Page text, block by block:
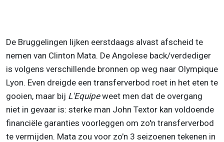
De Bruggelingen lijken eerstdaags alvast afscheid te
nemen van Clinton Mata. De Angolese back/verdediger
is volgens verschillende bronnen op weg naar Olympique
Lyon. Even dreigde een transferverbod roet in het eten te
gooien, maar bij L'Equipeweet men dat de overgang
niet in gevaar is: sterke man John Textor kan voldoende
financiële garanties voorleggen om zo'n transferverbod
te vermijden. Mata zou voor zo'n 3 seizoenen tekenen in